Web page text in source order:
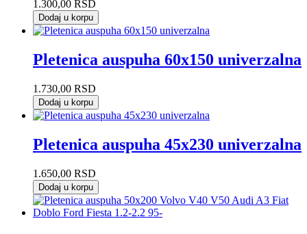
1.300,00 RSD
Dodaj u korpu
Pletenica auspuha 60x150 univerzalna
1.730,00 RSD
Dodaj u korpu
Pletenica auspuha 45x230 univerzalna
1.650,00 RSD
Dodaj u korpu